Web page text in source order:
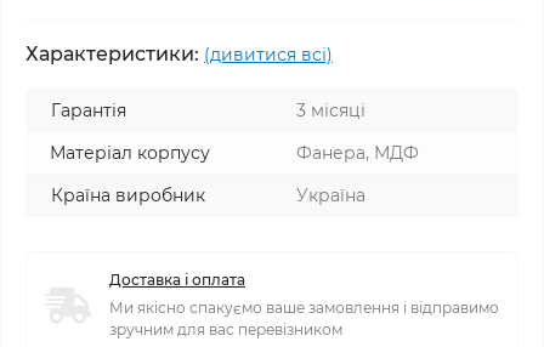
Характеристики: (дивитися всі)
Гарантія
3 місяці
Матеріал корпусу
Фанера, МДФ
Країна виробник
Україна
Доставка і оплата
Ми якісно спакуємо ваше замовлення і відправимо
зручним для вас перевізником